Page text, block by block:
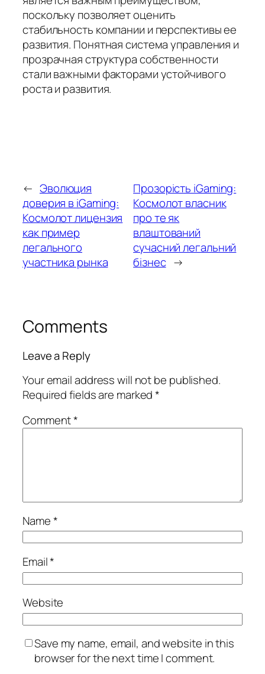
поскольку позволяет оценить
стабильность компании и перспективы ее
развития. Понятная система управления и
прозрачная структура собственности
стали важными факторами устойчивого
роста и развития.
← Эволюция
доверия в iGaming:
Космолот лицензия
как пример
легального
участника рынка
Прозорість iGaming:
Космолот власник
про те як
влаштований
сучасний легальний
бізнес →
Comments
Leave a Reply
Your email address will not be published.
Required fields are marked*
Comment*
Name*
Email*
Website
Save my name, email, and website in this
browser for the next time I comment.